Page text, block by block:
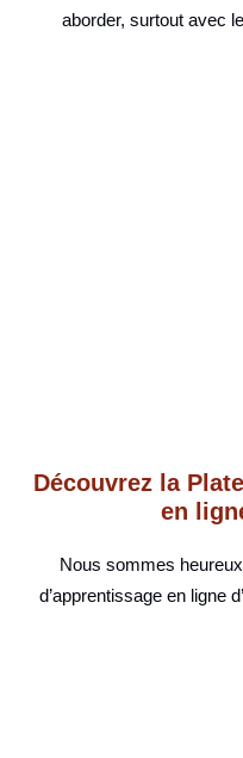
aborder, surtout avec
Découvrez la
en
Nous sommes
d’apprentissage en ligne